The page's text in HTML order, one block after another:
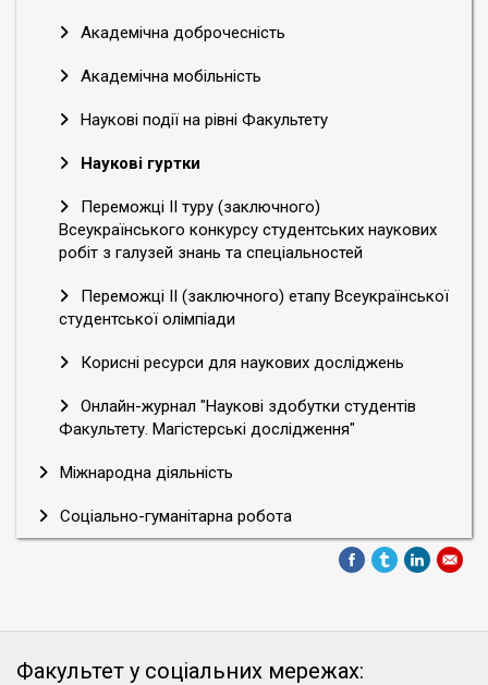
Академічна доброчесність
Академічна мобільність
Наукові події на рівні Факультету
Наукові гуртки
Переможці ІІ туру (заключного)
Всеукраїнського конкурсу студентських наукових
робіт з галузей знань та спеціальностей
Переможці ІІ (заключного) етапу Всеукраїнської
студентської олімпіади
Корисні ресурси для наукових досліджень
Онлайн-журнал "Наукові здобутки студентів
Факультету. Магістерські дослідження"
Міжнародна діяльність
Соціально-гуманітарна робота
Факультет у соціальних мережах: